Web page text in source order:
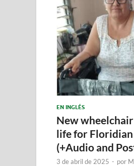
EN INGLÉS
New
life for
(+Audio and
3 de abril de 2025 - por